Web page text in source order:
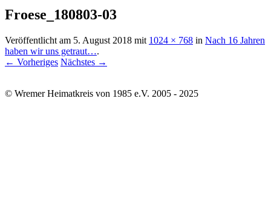
Froese_180803-03
Veröffentlicht am 5. August 2018 mit 1024 × 768 in Nach 16 Jahren
haben wir uns getraut….
← Vorheriges Nächstes →
© Wremer Heimatkreis von 1985 e.V. 2005 - 2025